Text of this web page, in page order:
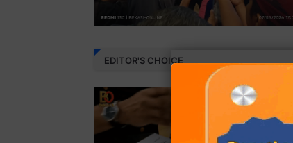
EDITOR'S CHOICE